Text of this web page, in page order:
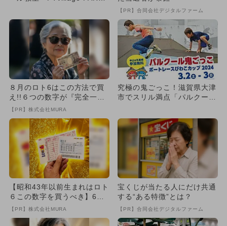
【PR】合同会社デジタルファーム
８月のロト6はこの方法で買
え!!６つの数字が『完全一
致』する方法
【PR】株式会社MURA
究極の鬼ごっこ！滋賀県大津
市でスリル満点「パルクール
【昭和43年以前生まれはロト
６この数字を買うべき】6つ
の数字が「完全一致」する
【PR】株式会社MURA
宝くじが当たる人にだけ共通
する“ある特徴”とは？
【PR】合同会社デジタルファーム